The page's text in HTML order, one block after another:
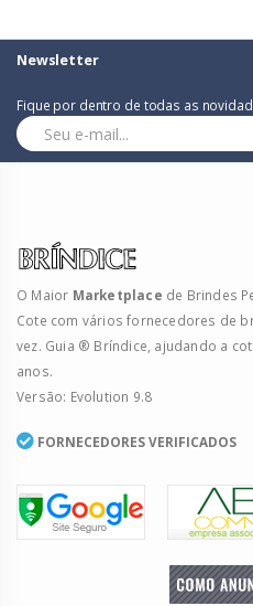
Newsletter
Fique por dentro de todas as
O Maior Marketplace de Brindes
Cote com vários fornecedores de
vez. Guia ® Bríndice, ajudando a
anos.
Versão: Evolution 9.8
FORNECEDORES VERIFICADOS